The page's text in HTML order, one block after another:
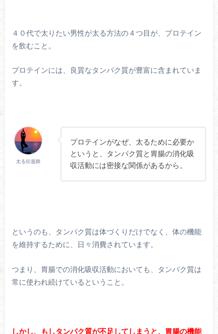
４０代で太りたい男性が太る方法の４つ目が、プロテイン
を飲むこと。
プロテインには、良質なタンパク質が豊富に含まれていま
す。
太る伝道師
プロテインがなぜ、太るために必要か
というと、タンパク質と胃腸の消化吸
収活動には密接な関係があるから。
というのも、タンパク質は体づくりだけでなく、体の機能
を維持するために、日々消費されています。
つまり、胃腸での消化吸収活動においても、タンパク質は
常に使われ続けているということ。
しかし、もしタンパク質が不足してしまうと、胃腸の機能